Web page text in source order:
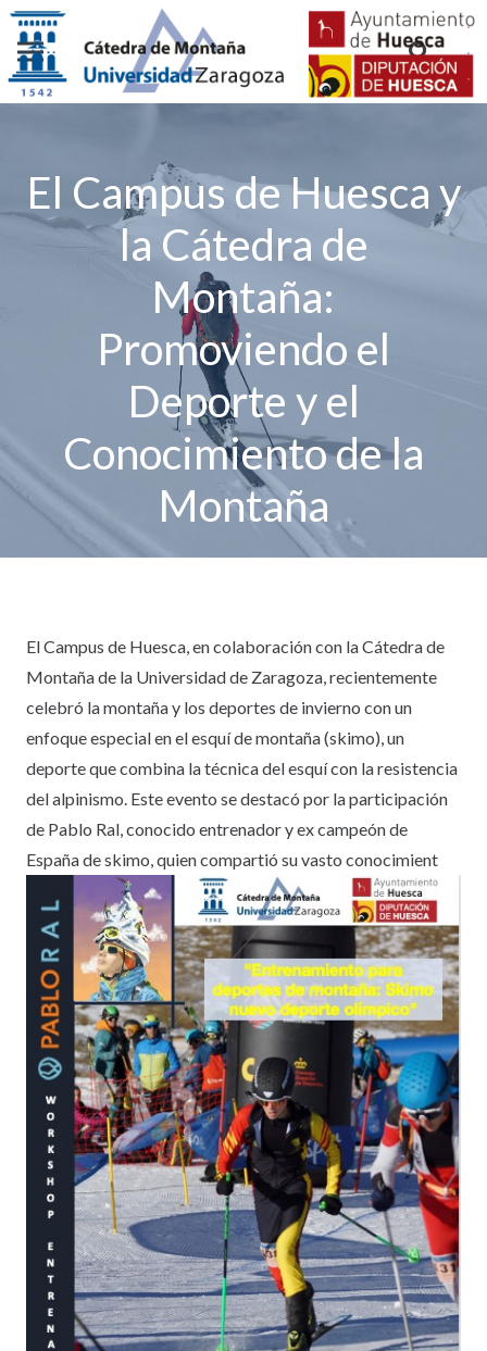
El Campus de Huesca y
la Cátedra de
Montaña:
Promoviendo el
Deporte y el
Conocimiento de la
Montaña
El Campus de Huesca, en colaboración con la Cátedra de
Montaña de la Universidad de Zaragoza, recientemente
celebró la montaña y los deportes de invierno con un
enfoque especial en el esquí de montaña (skimo), un
deporte que combina la técnica del esquí con la resistencia
del alpinismo. Este evento se destacó por la participación
de Pablo Ral, conocido entrenador y ex campeón de
España de skimo, quien compartió su vasto conocimient